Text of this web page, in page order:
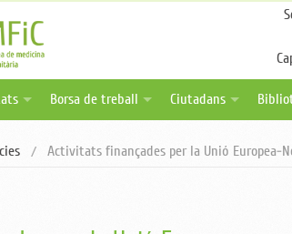
online i a distància
Borsa de treball
Publica una oferta
Ciutadans
Associacions de
Activitats finançades per la Unió Europea-